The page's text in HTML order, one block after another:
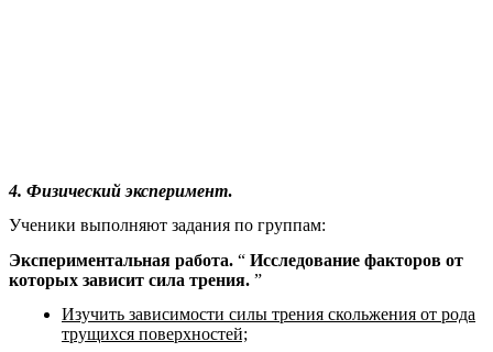
4. Физический эксперимент.
Ученики выполняют задания по группам:
Экспериментальная работа. “ Исследование факторов от
которых зависит сила трения. ”
Изучить зависимости силы трения скольжения от рода
трущихся поверхностей;